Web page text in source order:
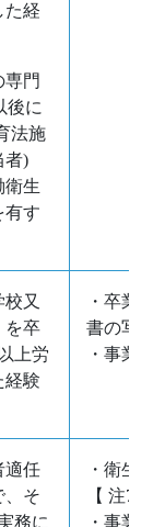
た経
専門
後に
法施
者)
衛生
有す
又
を卒
上労
経験
・卒業
書の写
・事業
適任
、そ
務に
・衛生
【 注7
・事業